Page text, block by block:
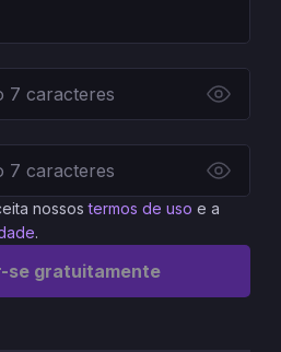
nossos termos de uso e a
.
se gratuitamente